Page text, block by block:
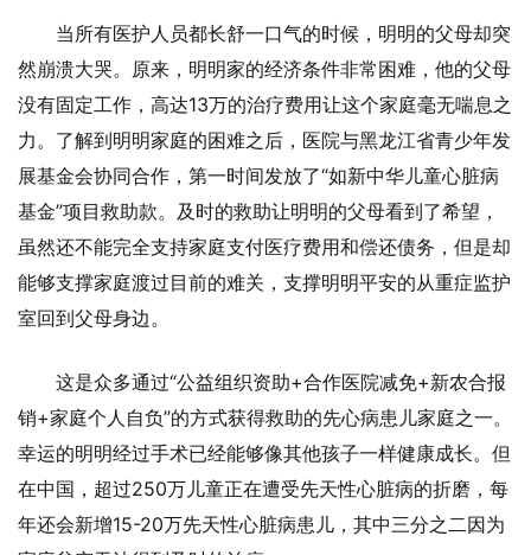
当所有医护人员都长舒一口气的时候，明明的父母却突
然崩溃大哭。原来，明明家的经济条件非常困难，他的父母
没有固定工作，高达13万的治疗费用让这个家庭毫无喘息之
力。了解到明明家庭的困难之后，医院与黑龙江省青少年发
展基金会协同合作，第一时间发放了“如新中华儿童心脏病
基金”项目救助款。及时的救助让明明的父母看到了希望，
虽然还不能完全支持家庭支付医疗费用和偿还债务，但是却
能够支撑家庭渡过目前的难关，支撑明明平安的从重症监护
室回到父母身边。
这是众多通过“公益组织资助+合作医院减免+新农合报
销+家庭个人自负”的方式获得救助的先心病患儿家庭之一。
幸运的明明经过手术已经能够像其他孩子一样健康成长。但
在中国，超过250万儿童正在遭受先天性心脏病的折磨，每
年还会新增15-20万先天性心脏病患儿，其中三分之二因为